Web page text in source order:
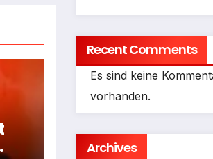
Recent Comments
Es sind keine
vorhanden.
Archives